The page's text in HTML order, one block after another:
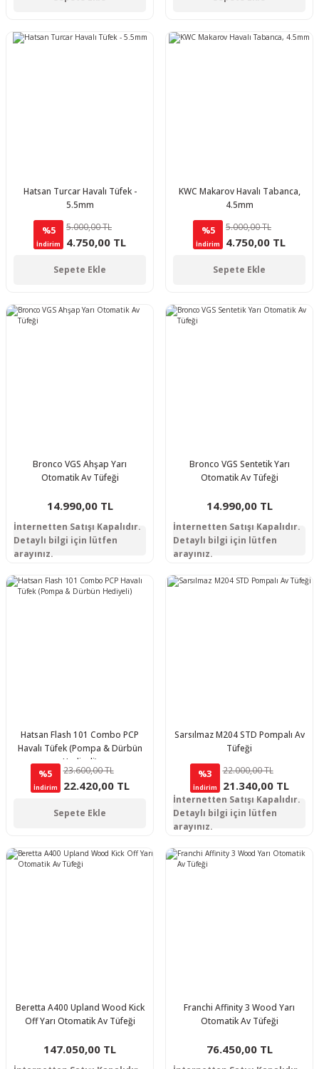
Hatsan Turcar Havalı Tüfek -
5.5mm
%5
İndirim
5.000,00 TL
4.750,00 TL
Sepete Ekle
KWC Makarov Havalı Tabanca,
4.5mm
%5
İndirim
5.000,00 TL
4.750,00 TL
Sepete Ekle
Bronco VGS Ahşap Yarı
Otomatik Av Tüfeği
14.990,00 TL
İnternetten Satışı Kapalıdır.
Detaylı bilgi için lütfen
arayınız.
Bronco VGS Sentetik Yarı
Otomatik Av Tüfeği
14.990,00 TL
İnternetten Satışı Kapalıdır.
Detaylı bilgi için lütfen
arayınız.
Hatsan Flash 101 Combo PCP
Havalı Tüfek (Pompa & Dürbün
Hediyeli)
%5
İndirim
23.600,00 TL
22.420,00 TL
Sepete Ekle
Sarsılmaz M204 STD Pompalı Av
Tüfeği
%3
İndirim
22.000,00 TL
21.340,00 TL
İnternetten Satışı Kapalıdır.
Detaylı bilgi için lütfen
arayınız.
Beretta A400 Upland Wood Kick
Off Yarı Otomatik Av Tüfeği
147.050,00 TL
Franchi Affinity 3 Wood Yarı
Otomatik Av Tüfeği
76.450,00 TL